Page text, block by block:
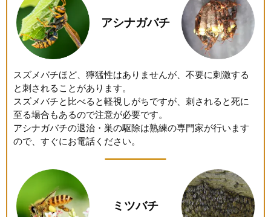
アシナガバチ
スズメバチほど、獰猛性はありませんが、不要に刺激する
と刺されることがあります。
スズメバチと比べると軽視しがちですが、刺されると死に
至る場合もあるので注意が必要です。
アシナガバチの退治・巣の駆除は熟練の専門家が行います
ので、すぐにお電話ください。
ミツバチ